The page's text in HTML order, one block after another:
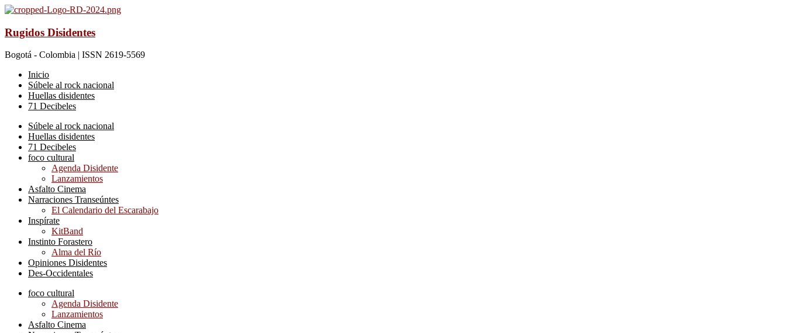
Rugidos Disidentes
Bogotá - Colombia | ISSN 2619-5569
Inicio
Súbele al rock nacional
Huellas disidentes
71 Decibeles
Súbele al rock nacional
Huellas disidentes
71 Decibeles
foco cultural
Agenda Disidente
Lanzamientos
Asfalto Cinema
Narraciones Transeúntes
El Calendario del Escarabajo
Inspírate
KitBand
Instinto Forastero
Alma del Río
Opiniones Disidentes
Des-Occidentales
foco cultural
Agenda Disidente
Lanzamientos
Asfalto Cinema